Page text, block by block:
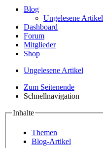
Blog
Ungelesene Artikel
Dashboard
Forum
Mitglieder
Shop
Ungelesene Artikel
Zum Seitenende
Schnellnavigation
Inhalte
Themen
Blog-Artikel